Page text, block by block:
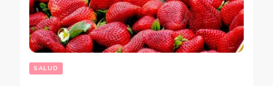
SALUD